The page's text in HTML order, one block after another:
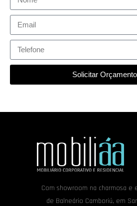
Solicitar Orçamento
Com showroom na charmosa e
de Balneário Camboriú, em